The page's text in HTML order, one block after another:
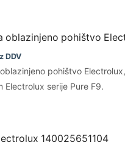
oblazinjeno pohištvo
z DDV
pohištvo
Electrolux serije Pure F9.
140025651104